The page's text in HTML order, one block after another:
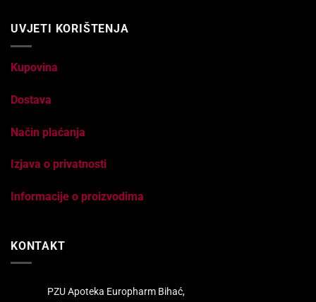
UVJETI KORIŠTENJA
Kupovina
Dostava
Način plaćanja
Izjava o privatnosti
Informacije o proizvodima
KONTAKT
PZU Apoteka Europharm Bihać,